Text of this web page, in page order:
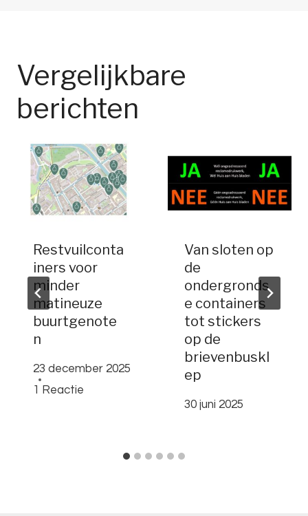
Vergelijkbare
berichten
Restvuilconta
iners voor
minder
matineuze
buurtgenote
n
23 december 2025
1 Reactie
Van sloten op
de
ondergronds
e containers
tot stickers
op de
brievenbuskl
ep
30 juni 2025